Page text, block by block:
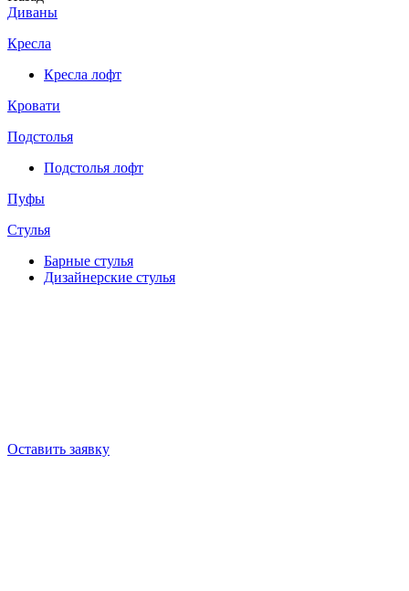
Диваны
Кресла
Кресла лофт
Кровати
Подстолья
Подстолья лофт
Пуфы
Стулья
Барные cтулья
Дизайнерские cтулья
Оставить заявку